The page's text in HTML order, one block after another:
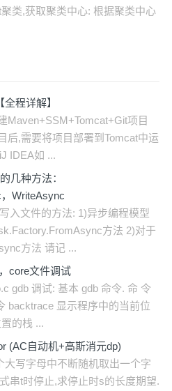
类,获取聚类中心: 根据聚类中心
程详解】
Maven+SSM+Tomcat+Git项目
后,需要将项目部署到Tomcat中运
IDEA如 ...
几种方法：
WriteAsync
入文件的方法: 1)异步编程模型
方法 2)对于
方法 请记 ...
core文件调试
gdb 调试: 基本 gdb 命令. 命 令
backtrace 显示程序中的当前位
的栈 ...
(AC自动机+高斯消元dp)
大写字母中不断随机取出一个字
串t时停止,求停止时s的长度期望.